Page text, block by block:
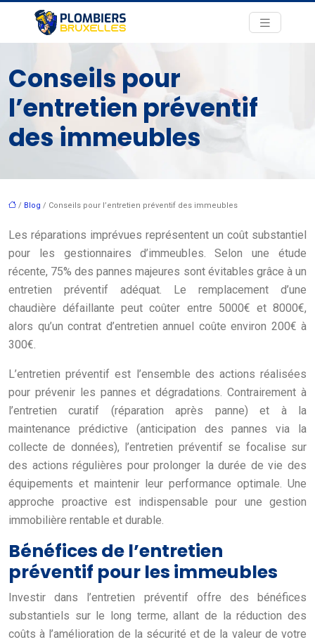
Conseils pour
l’entretien préventif
des immeubles
/ Blog / Conseils pour l’entretien préventif des immeubles
Les réparations imprévues représentent un coût substantiel
pour les gestionnaires d’immeubles. Selon une étude
récente, 75% des pannes majeures sont évitables grâce à un
entretien préventif adéquat. Le remplacement d’une
chaudière défaillante peut coûter entre 5000€ et 8000€,
alors qu’un contrat d’entretien annuel coûte environ 200€ à
300€.
L’entretien préventif est l’ensemble des actions réalisées
pour prévenir les pannes et dégradations. Contrairement à
l’entretien curatif (réparation après panne) et à la
maintenance prédictive (anticipation des pannes via la
collecte de données), l’entretien préventif se focalise sur
des actions régulières pour prolonger la durée de vie des
équipements et maintenir leur performance optimale. Une
approche proactive est indispensable pour une gestion
immobilière rentable et durable.
Bénéfices de l’entretien
préventif pour les immeubles
Investir dans l’entretien préventif offre des bénéfices
substantiels sur le long terme, allant de la réduction des
coûts à l’amélioration de la sécurité et de la valeur de votre